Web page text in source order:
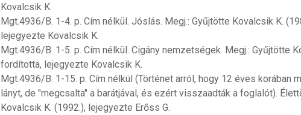
Kovalcsik K.
Mgt.4936/B. 1-4. p. Cím nélkül. Jóslás. Megj.: Gyűjtötte Kovalcsik K.
lejegyezte Kovalcsik K.
Mgt.4936/B. 1-5. p. Cím nélkül. Cigány nemzetségek. Megj.: Gyűjtötte
fordította, lejegyezte Kovalcsik K.
Mgt.4936/B. 1-15. p. Cím nélkül (Történet arról, hogy 12 éves korában
lányt, de "megcsalta" a barátjával, és ezért visszaadták a foglalót).
Kovalcsik K. (1992.), lejegyezte Erőss G.